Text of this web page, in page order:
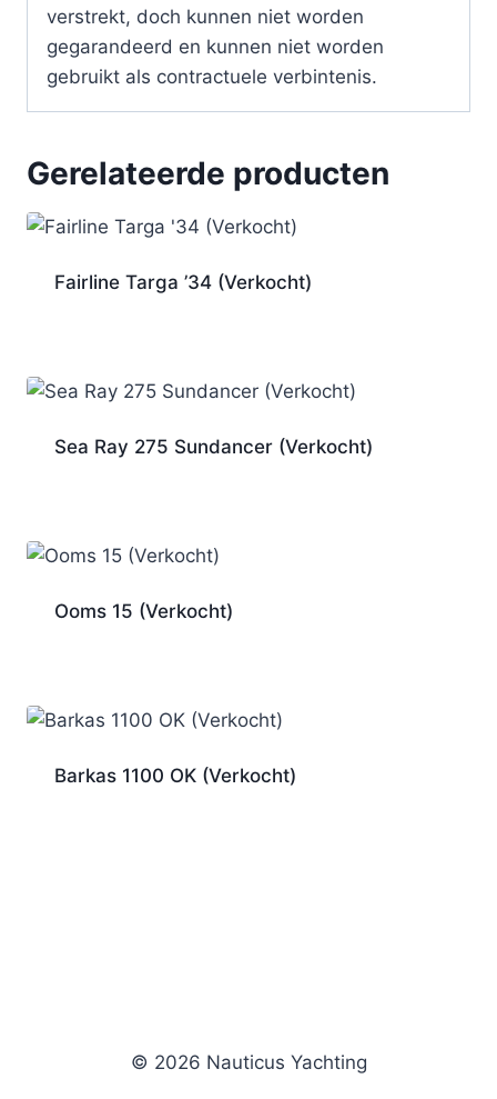
verstrekt, doch kunnen niet worden
gegarandeerd en kunnen niet worden
gebruikt als contractuele verbintenis.
Gerelateerde producten
Fairline Targa ’34 (Verkocht)
Sea Ray 275 Sundancer (Verkocht)
Ooms 15 (Verkocht)
Barkas 1100 OK (Verkocht)
© 2026 Nauticus Yachting